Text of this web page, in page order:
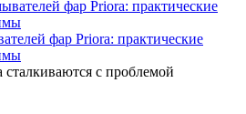
фар Priora: практические
с проблемой